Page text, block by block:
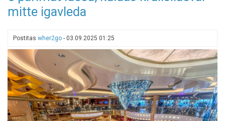
mitte igavleda
Postitas wher2go - 03.09.2025 01:25